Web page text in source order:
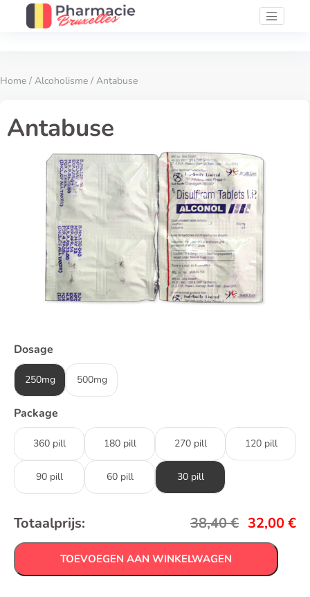
Home / Alcoholisme / Antabuse
Antabuse
Dosage
250mg 500mg
Package
360 pill 180 pill 270 pill 120 pill
90 pill 60 pill 30 pill
Totaalprijs: 38,40€ 32,00€
TOEVOEGEN AAN WINKELWAGEN